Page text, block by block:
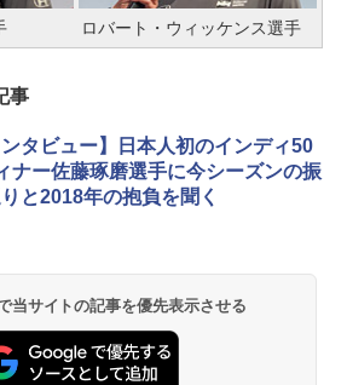
ロバート・ウィッケンス選手
事
ンタビュー】日本人初のインディ50
ナー佐藤琢磨選手に今シーズンの振
と2018年の抱負を聞く
当サイトの記事を優先表示させる